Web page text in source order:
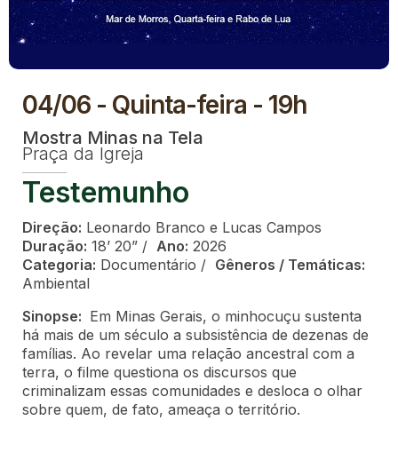
04/06 - Quinta-feira - 19h
Mostra Minas na Tela
Praça da Igreja
Testemunho
Direção: Leonardo Branco e Lucas Campos
Duração: 18’ 20” / Ano: 2026
Categoria: Documentário / Gêneros / Temáticas:
Ambiental
Sinopse: Em Minas Gerais, o minhocuçu sustenta
há mais de um século a subsistência de dezenas de
famílias. Ao revelar uma relação ancestral com a
terra, o filme questiona os discursos que
criminalizam essas comunidades e desloca o olhar
sobre quem, de fato, ameaça o território.